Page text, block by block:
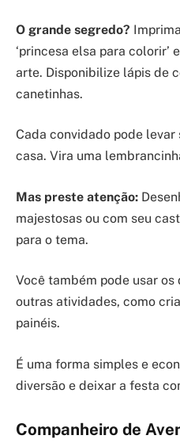
O grande segredo?
‘princesa elsa para colorir’
arte. Disponibilize lápis de
canetinhas.
Cada convidado pode
casa. Vira uma
Mas preste atenção:
majestosas ou com seu
para o tema.
Você também pode usar os
outras atividades, como
painéis.
É uma forma simples e
diversão e deixar a festa
Companheiro de